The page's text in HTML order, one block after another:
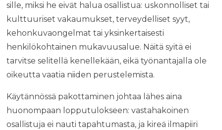
sille, miksi he eivät halua osallistua: uskonnolliset tai
kulttuuriset vakaumukset, terveydelliset syyt,
kehonkuvaongelmat tai yksinkertaisesti
henkilökohtainen mukavuusalue. Näitä syitä ei
tarvitse selitellä kenellekään, eikä työnantajalla ole
oikeutta vaatia niiden perustelemista.
Käytännössä pakottaminen johtaa lähes aina
huonompaan lopputulokseen: vastahakoinen
osallistuja ei nauti tapahtumasta, ja kireä ilmapiiri